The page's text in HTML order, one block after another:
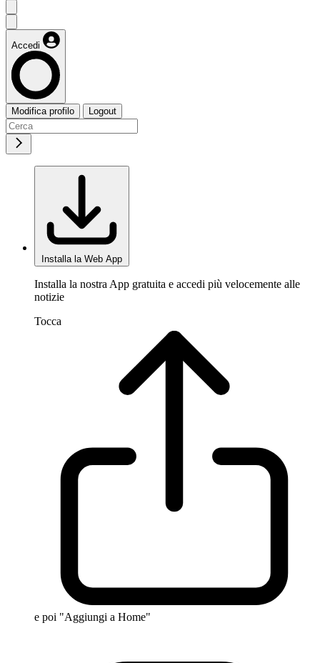
Accedi
Modifica profilo Logout
Installa la Web App
Installa la nostra App gratuita e accedi più velocemente alle
notizie
Tocca
e poi "Aggiungi a Home"